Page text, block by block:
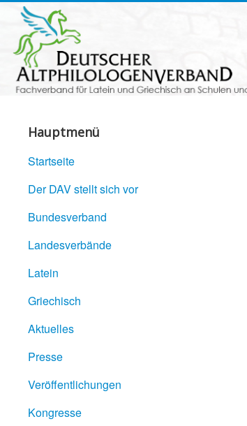
Hauptmenü
Startseite
Der DAV stellt sich vor
Bundesverband
Landesverbände
Latein
Griechisch
Aktuelles
Presse
Veröffentlichungen
Kongresse